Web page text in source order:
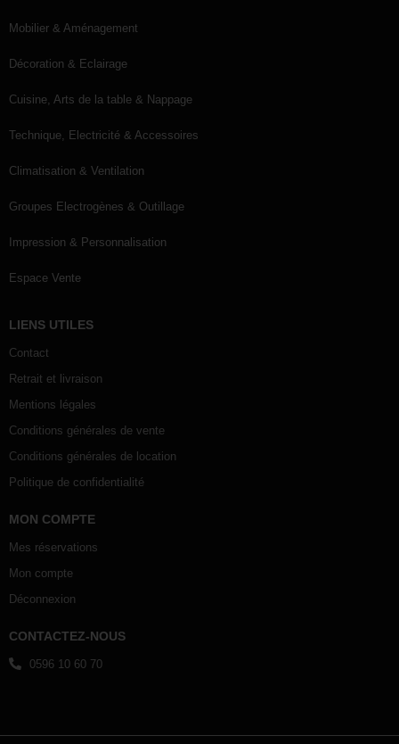
Mobilier & Aménagement
Décoration & Eclairage
Cuisine, Arts de la table & Nappage
Technique, Electricité & Accessoires
Climatisation & Ventilation
Groupes Electrogènes & Outillage
Impression & Personnalisation
Espace Vente
LIENS UTILES
Contact
Retrait et livraison
Mentions légales
Conditions générales de vente
Conditions générales de location
Politique de confidentialité
MON COMPTE
Mes réservations
Mon compte
Déconnexion
CONTACTEZ-NOUS
0596 10 60 70